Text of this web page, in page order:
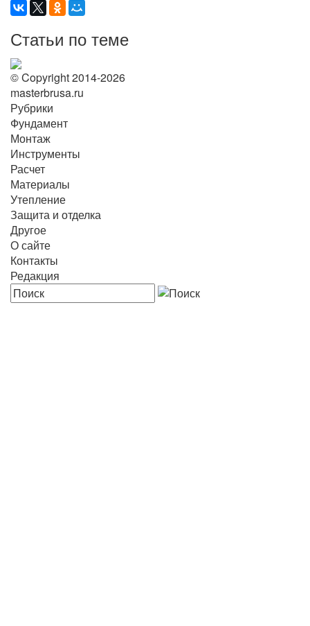
Статьи по теме
© Copyright 2014-2026
masterbrusa.ru
Рубрики
Фундамент
Монтаж
Инструменты
Расчет
Материалы
Утепление
Защита и отделка
Другое
О сайте
Контакты
Редакция